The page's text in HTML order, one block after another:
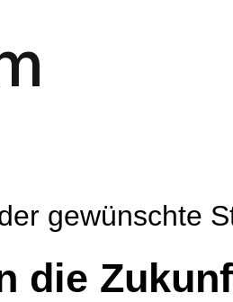
gewünschte
die